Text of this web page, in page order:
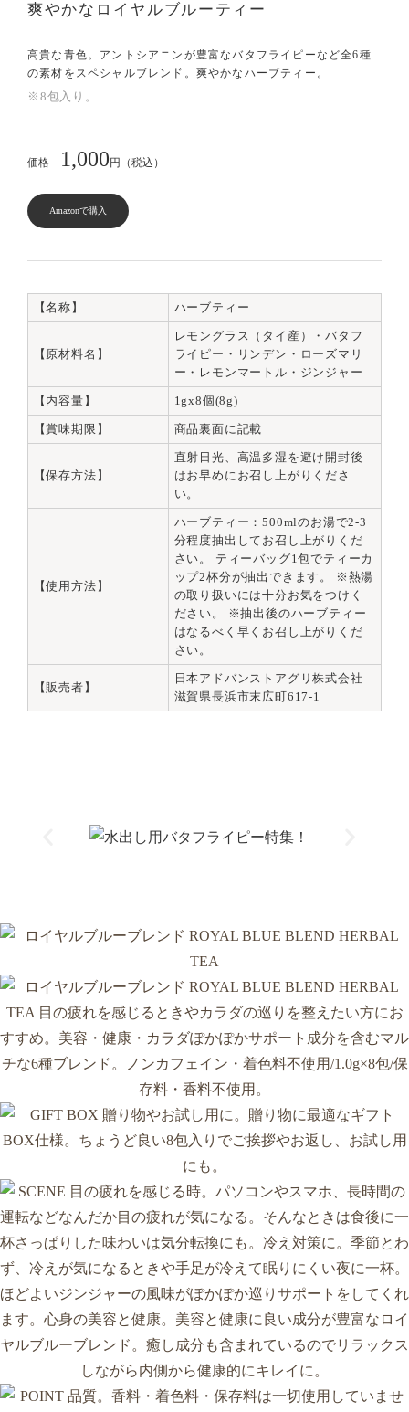
爽やかなロイヤルブルーティー
高貴な青色。アントシアニンが豊富なバタフライピーなど全6種
の素材をスペシャルブレンド。爽やかなハーブティー。
※8包入り。
価格 1,000円（税込）
Amazonで購入
【名称】 ハーブティー
【原材料名】
レモングラス（タイ産）・バタフ
ライピー・リンデン・ローズマリ
ー・レモンマートル・ジンジャー
【内容量】 1gx8個(8g)
【賞味期限】 商品裏面に記載
【保存方法】
直射日光、高温多湿を避け開封後
はお早めにお召し上がりくださ
い。
【使用方法】
ハーブティー：500mlのお湯で2-3
分程度抽出してお召し上がりくだ
さい。 ティーバッグ1包でティーカ
ップ2杯分が抽出できます。 ※熱湯
の取り扱いには十分お気をつけく
ださい。 ※抽出後のハーブティー
はなるべく早くお召し上がりくだ
さい。
【販売者】
日本アドバンストアグリ株式会社
滋賀県長浜市末広町617-1